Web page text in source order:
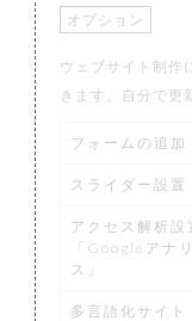
オプション
ウェブサイト制作
きます。自分で更
フォームの追加
スライダー設置
アクセス解析設
「Googleアナ
ス」
多言語化サイト